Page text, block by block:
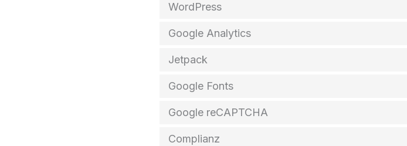
WordPress
Google Analytics
Jetpack
Google Fonts
Google reCAPTCHA
Complianz